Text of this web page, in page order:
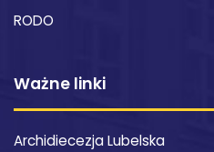
RODO
Ważne linki
Archidiecezja Lubelska